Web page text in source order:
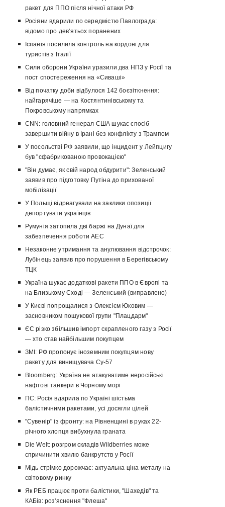
ракет для ППО після нічної атаки РФ
Росіяни вдарили по середмістю Павлограда:
відомо про девʼятьох поранених
Іспанія посилила контроль на кордоні для
туристів з Італії
Сили оборони України уразили два НПЗ у Росії та
пост спостереження на «Сиваші»
Від початку доби відбулося 142 боєзіткнення:
найгарячіше — на Костянтинівському та
Покровському напрямках
CNN: головний генерал США шукає спосіб
завершити війну в Ірані без конфлікту з Трампом
У посольстві РФ заявили, що інцидент у Лейпцигу
був "сфабрикованою провокацією"
"Він думає, як свій народ обдурити": Зеленський
заявив про підготовку Путіна до прихованої
мобілізації
У Польщі відреагували на заклики опозиції
депортувати українців
Румунія затопила дві баржі на Дунаї для
забезпечення роботи АЕС
Незаконне утримання та анулювання відстрочок:
Лубінець заявив про порушення в Берегівському
ТЦК
Україна шукає додаткові ракети ППО в Європі та
на Близькому Сході — Зеленський (виправлено)
У Києві попрощалися з Олексієм Юковим —
засновником пошукової групи "Плацдарм"
ЄС різко збільшив імпорт скрапленого газу з Росії
— хто став найбільшим покупцем
ЗМІ: РФ пропонує іноземним покупцям нову
ракету для винищувача Су-57
Bloomberg: Україна не атакуватиме неросійські
нафтові танкери в Чорному морі
ПС: Росія вдарила по Україні шістьма
балістичними ракетами, усі досягли цілей
"Сувенір" із фронту: на Рівненщині в руках 22-
річного хлопця вибухнула граната
Die Welt: розгром складів Wildberries може
спричинити хвилю банкрутств у Росії
Мідь стрімко дорожчає: актуальна ціна металу на
світовому ринку
Як РЕБ працює проти балістики, "Шахедів" та
КАБів: роз'яснення "Флеша"